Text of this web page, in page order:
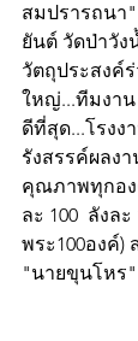
สมปรารถนา
ยันต์ วัดป่าวัง
วัตถุประสงค์
ใหญ่...ทีมงาน
ดีที่สุด...โรง
รังสรรค์ผลง
คุณภาพทุกอง
ละ 100  ลังละ
พระ100องค์)
"นายขุนโหร"